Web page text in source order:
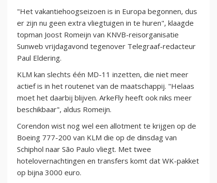
"Het vakantiehoogseizoen is in Europa begonnen, dus
er zijn nu geen extra vliegtuigen in te huren", klaagde
topman Joost Romeijn van KNVB-reisorganisatie
Sunweb vrijdagavond tegenover Telegraaf-redacteur
Paul Eldering.
KLM kan slechts één MD-11 inzetten, die niet meer
actief is in het routenet van de maatschappij. "Helaas
moet het daarbij blijven. ArkeFly heeft ook niks meer
beschikbaar", aldus Romeijn.
Corendon wist nog wel een allotment te krijgen op de
Boeing 777-200 van KLM die op de dinsdag van
Schiphol naar São Paulo vliegt. Met twee
hotelovernachtingen en transfers komt dat WK-pakket
op bijna 3000 euro.